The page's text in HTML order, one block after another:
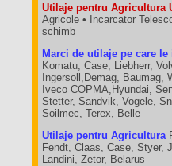
Utilaje pentru Agricultura
Agricole • Incarcator
schimb
Marci de utilaje pe care le
Komatu, Case, Liebherr,
Ingersoll,Demag, Baumag,
Iveco COPMA,Hyundai,
Stetter, Sandvik, Vogele,
Soilmec, Terex, Belle
Utilaje pentru Agricultura
Fendt, Claas, Case, Styer,
Landini, Zetor, Belarus